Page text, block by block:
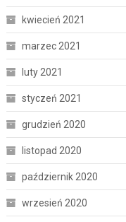
kwiecień 2021
marzec 2021
luty 2021
styczeń 2021
grudzień 2020
listopad 2020
październik 2020
wrzesień 2020